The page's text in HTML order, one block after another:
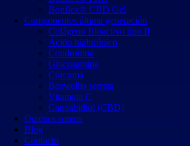
Bonflex® CBD Gel
Componentes última generación
Colágeno Bioactivo tipo II
Ácido hialurónico
Condroitina
Glucosamina
Cúrcuma
Boswellia serrata
Vitamina C
Cannabidiol (CBD)
Quiénes somos
Blog
Contacto